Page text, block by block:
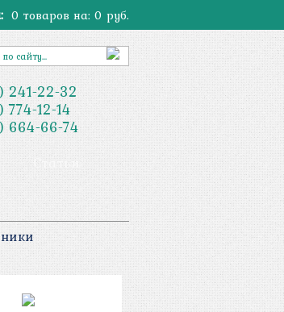
0 товаров на: 0 руб.
241-22-32
774-12-14
664-66-74
Статьи